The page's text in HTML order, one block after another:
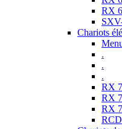
RX
Chariots
.
.
.
RX
RX
RX